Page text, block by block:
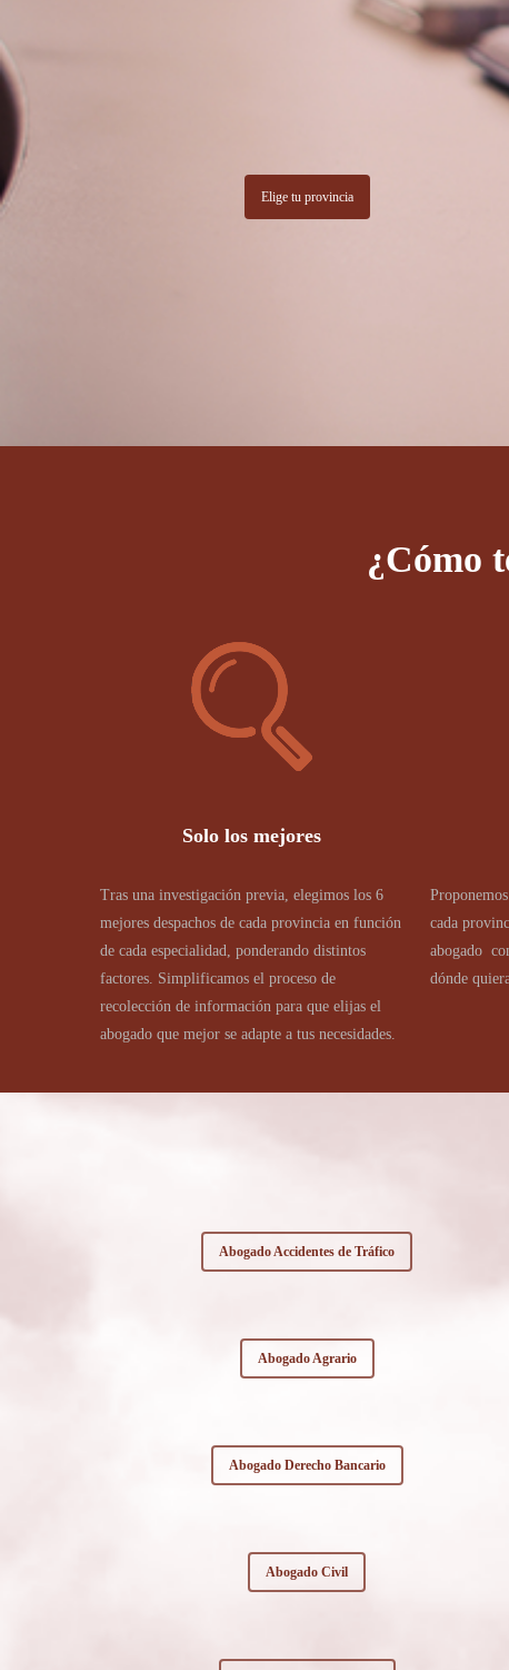
Elige tu provincia
¿Cómo
Solo los mejores
Tras una investigación previa, elegimos los 6
mejores despachos de cada provincia en función
de cada especialidad, ponderando distintos
factores. Simplificamos el proceso de
recolección de información para que elijas el
abogado que mejor se adapte a tus necesidades.
cada
abogado
dónde
Abogado Accidentes de Tráfico
Abogado Agrario
Abogado Derecho Bancario
Abogado Civil